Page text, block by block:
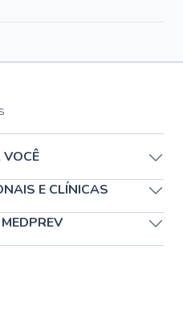
E CLÍNICAS